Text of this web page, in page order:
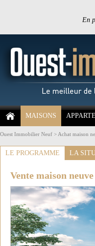
En
MAISONS
Ouest Immobilier Neuf > Achat maison
LE PROGRAMME LA
Vente maison